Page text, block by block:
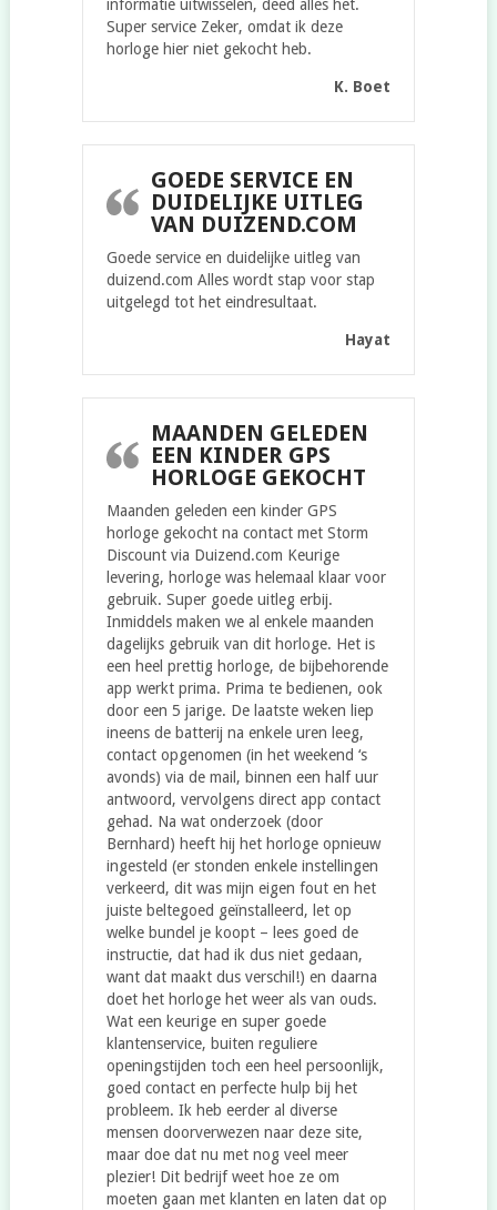
informatie uitwisselen, deed alles het.
Super service Zeker, omdat ik deze
horloge hier niet gekocht heb.
K. Boet
GOEDE SERVICE EN
DUIDELIJKE UITLEG
VAN DUIZEND.COM
Goede service en duidelijke uitleg van
duizend.com Alles wordt stap voor stap
uitgelegd tot het eindresultaat.
Hayat
MAANDEN GELEDEN
EEN KINDER GPS
HORLOGE GEKOCHT
Maanden geleden een kinder GPS
horloge gekocht na contact met Storm
Discount via Duizend.com Keurige
levering, horloge was helemaal klaar voor
gebruik. Super goede uitleg erbij.
Inmiddels maken we al enkele maanden
dagelijks gebruik van dit horloge. Het is
een heel prettig horloge, de bijbehorende
app werkt prima. Prima te bedienen, ook
door een 5 jarige. De laatste weken liep
ineens de batterij na enkele uren leeg,
contact opgenomen (in het weekend ‘s
avonds) via de mail, binnen een half uur
antwoord, vervolgens direct app contact
gehad. Na wat onderzoek (door
Bernhard) heeft hij het horloge opnieuw
ingesteld (er stonden enkele instellingen
verkeerd, dit was mijn eigen fout en het
juiste beltegoed geïnstalleerd, let op
welke bundel je koopt – lees goed de
instructie, dat had ik dus niet gedaan,
want dat maakt dus verschil!) en daarna
doet het horloge het weer als van ouds.
Wat een keurige en super goede
klantenservice, buiten reguliere
openingstijden toch een heel persoonlijk,
goed contact en perfecte hulp bij het
probleem. Ik heb eerder al diverse
mensen doorverwezen naar deze site,
maar doe dat nu met nog veel meer
plezier! Dit bedrijf weet hoe ze om
moeten gaan met klanten en laten dat op